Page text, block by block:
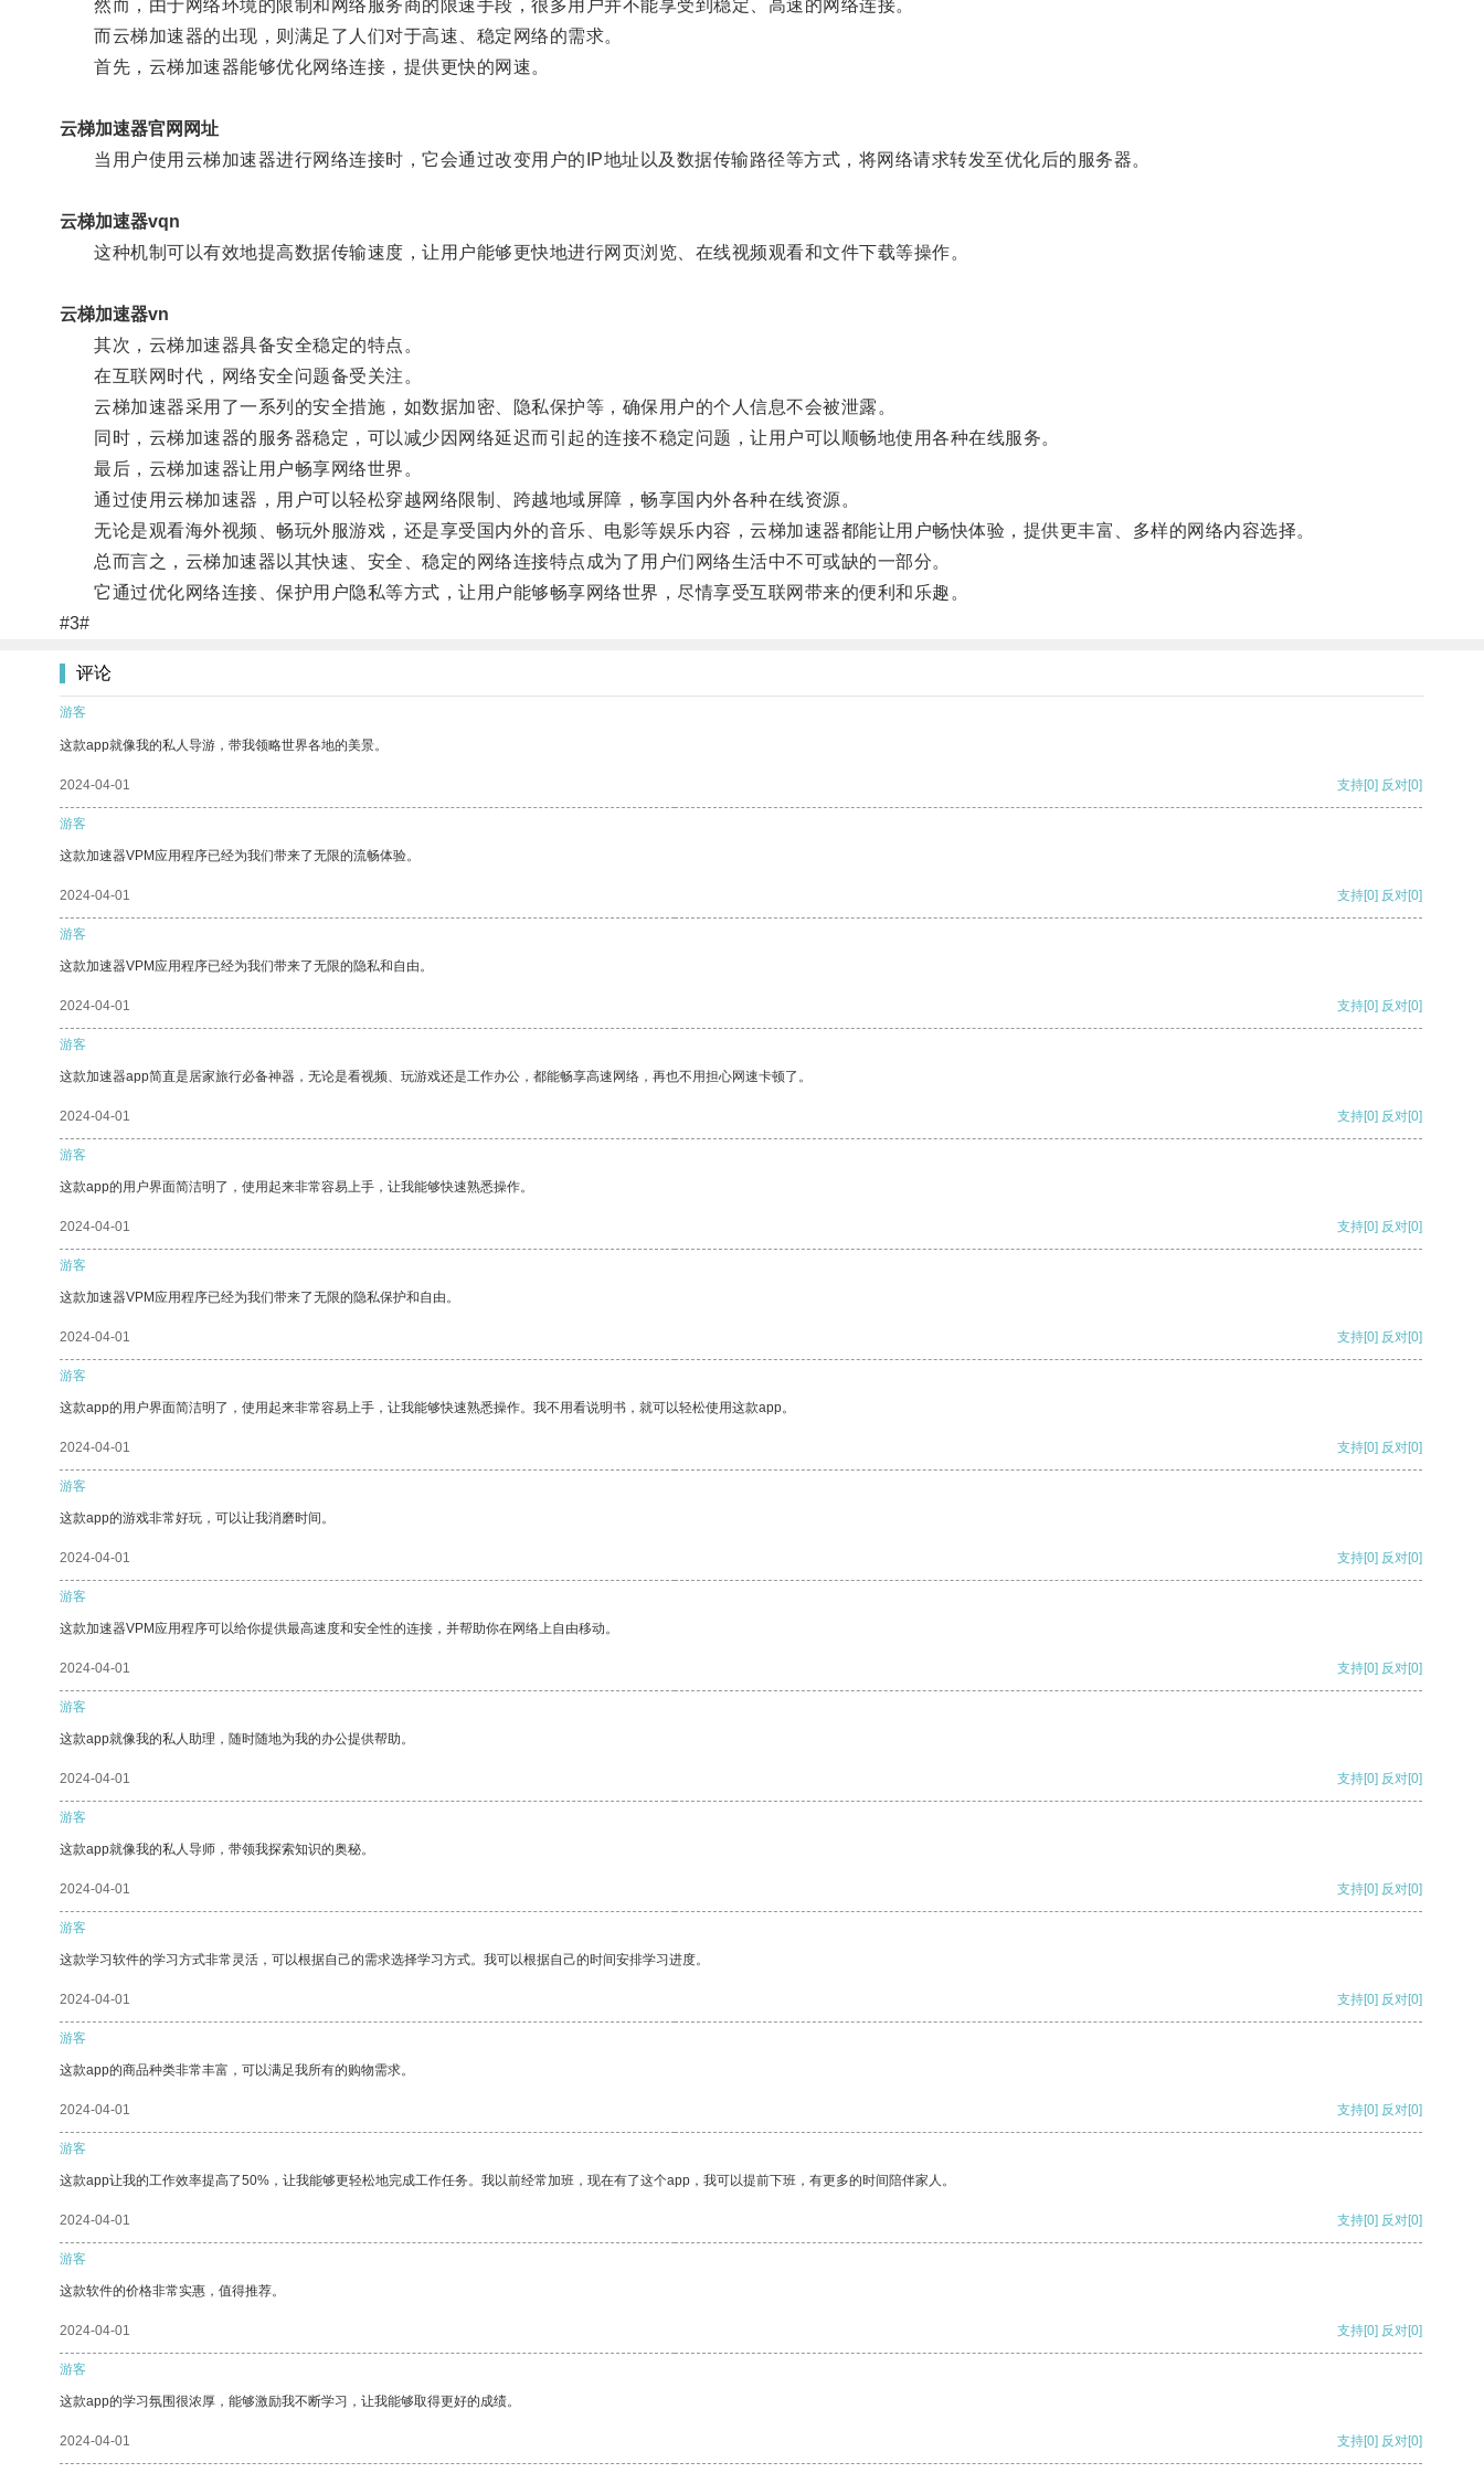
然而，由于网络环境的限制和网络服务商的限速手段，很多用户并不能享受到稳定、高速的网络连接。
而云梯加速器的出现，则满足了人们对于高速、稳定网络的需求。
首先，云梯加速器能够优化网络连接，提供更快的网速。
云梯加速器官网网址
当用户使用云梯加速器进行网络连接时，它会通过改变用户的IP地址以及数据传输路径等方式，将网络请求转发至优化后的服务器。
云梯加速器vqn
这种机制可以有效地提高数据传输速度，让用户能够更快地进行网页浏览、在线视频观看和文件下载等操作。
云梯加速器vn
其次，云梯加速器具备安全稳定的特点。
在互联网时代，网络安全问题备受关注。
云梯加速器采用了一系列的安全措施，如数据加密、隐私保护等，确保用户的个人信息不会被泄露。
同时，云梯加速器的服务器稳定，可以减少因网络延迟而引起的连接不稳定问题，让用户可以顺畅地使用各种在线服务。
最后，云梯加速器让用户畅享网络世界。
通过使用云梯加速器，用户可以轻松穿越网络限制、跨越地域屏障，畅享国内外各种在线资源。
无论是观看海外视频、畅玩外服游戏，还是享受国内外的音乐、电影等娱乐内容，云梯加速器都能让用户畅快体验，提供更丰富、多样的网络内容选择。
总而言之，云梯加速器以其快速、安全、稳定的网络连接特点成为了用户们网络生活中不可或缺的一部分。
它通过优化网络连接、保护用户隐私等方式，让用户能够畅享网络世界，尽情享受互联网带来的便利和乐趣。
#3#
评论
游客
这款app就像我的私人导游，带我领略世界各地的美景。
2024-04-01 支持[0] 反对[0]
游客
这款加速器VPM应用程序已经为我们带来了无限的流畅体验。
2024-04-01 支持[0] 反对[0]
游客
这款加速器VPM应用程序已经为我们带来了无限的隐私和自由。
2024-04-01 支持[0] 反对[0]
游客
这款加速器app简直是居家旅行必备神器，无论是看视频、玩游戏还是工作办公，都能畅享高速网络，再也不用担心网速卡顿了。
2024-04-01 支持[0] 反对[0]
游客
这款app的用户界面简洁明了，使用起来非常容易上手，让我能够快速熟悉操作。
2024-04-01 支持[0] 反对[0]
游客
这款加速器VPM应用程序已经为我们带来了无限的隐私保护和自由。
2024-04-01 支持[0] 反对[0]
游客
这款app的用户界面简洁明了，使用起来非常容易上手，让我能够快速熟悉操作。我不用看说明书，就可以轻松使用这款app。
2024-04-01 支持[0] 反对[0]
游客
这款app的游戏非常好玩，可以让我消磨时间。
2024-04-01 支持[0] 反对[0]
游客
这款加速器VPM应用程序可以给你提供最高速度和安全性的连接，并帮助你在网络上自由移动。
2024-04-01 支持[0] 反对[0]
游客
这款app就像我的私人助理，随时随地为我的办公提供帮助。
2024-04-01 支持[0] 反对[0]
游客
这款app就像我的私人导师，带领我探索知识的奥秘。
2024-04-01 支持[0] 反对[0]
游客
这款学习软件的学习方式非常灵活，可以根据自己的需求选择学习方式。我可以根据自己的时间安排学习进度。
2024-04-01 支持[0] 反对[0]
游客
这款app的商品种类非常丰富，可以满足我所有的购物需求。
2024-04-01 支持[0] 反对[0]
游客
这款app让我的工作效率提高了50%，让我能够更轻松地完成工作任务。我以前经常加班，现在有了这个app，我可以提前下班，有更多的时间陪伴家人。
2024-04-01 支持[0] 反对[0]
游客
这款软件的价格非常实惠，值得推荐。
2024-04-01 支持[0] 反对[0]
游客
这款app的学习氛围很浓厚，能够激励我不断学习，让我能够取得更好的成绩。
2024-04-01 支持[0] 反对[0]